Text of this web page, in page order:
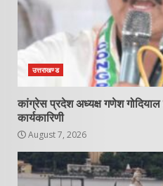
उत्तराखण्ड
कांग्रेस प्रदेश अध्यक्ष गणेश
कार्यकारिणी
August 7, 2026